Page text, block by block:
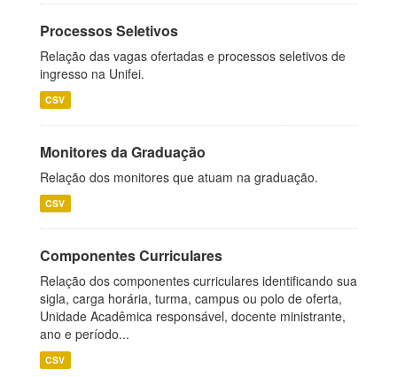
Processos Seletivos
Relação das vagas ofertadas e processos seletivos de
ingresso na Unifei.
CSV
Monitores da Graduação
Relação dos monitores que atuam na graduação.
CSV
Componentes Curriculares
Relação dos componentes curriculares identificando sua
sigla, carga horária, turma, campus ou polo de oferta,
Unidade Acadêmica responsável, docente ministrante,
ano e período...
CSV